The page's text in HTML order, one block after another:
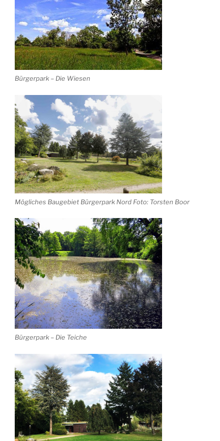
Bürgerpark – Die Wiesen
Mögliches Baugebiet Bürgerpark Nord Foto: Torsten Boor
Bürgerpark – Die Teiche